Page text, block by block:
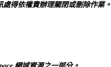
得依權責辦理關閉或刪除作業。